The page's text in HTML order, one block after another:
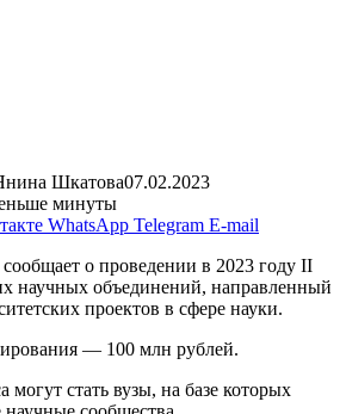
Шкатова07.02.2023
минуты
WhatsApp Telegram E-mail
о проведении в 2023 году II
научных объединений, направленный
проектов в сфере науки.
— 100 млн рублей.
могут стать вузы, на базе которых